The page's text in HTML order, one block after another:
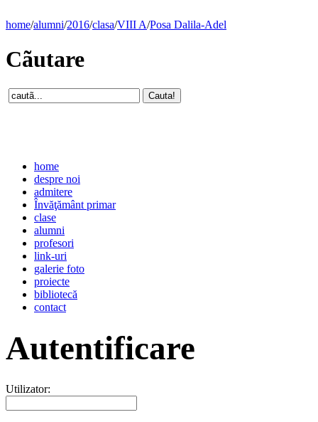
home/alumni/2016/clasa/VIII A/Posa Dalila-Adel
Cãutare
home
despre noi
admitere
Învăţământ primar
clase
alumni
profesori
link-uri
galerie foto
proiecte
bibliotecă
contact
Autentificare
Utilizator: